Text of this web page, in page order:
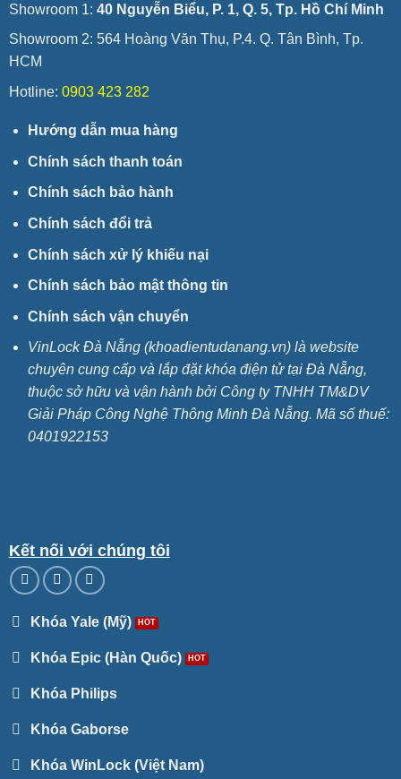
Showroom 1: 40 Nguyễn Biểu, P. 1, Q. 5, Tp. Hồ Chí Minh
Showroom 2: 564 Hoàng Văn Thụ, P.4. Q. Tân Bình, Tp.
HCM
Hotline: 0903 423 282
Hướng dẫn mua hàng
Chính sách thanh toán
Chính sách bảo hành
Chính sách đổi trả
Chính sách xử lý khiếu nại
Chính sách bảo mật thông tin
Chính sách vận chuyển
VinLock Đà Nẵng (khoadientudanang.vn) là website
chuyên cung cấp và lắp đặt khóa điện tử tại Đà Nẵng,
thuộc sở hữu và vận hành bởi Công ty TNHH TM&DV
Giải Pháp Công Nghệ Thông Minh Đà Nẵng. Mã số thuế:
0401922153
Kết nối với chúng tôi
Khóa Yale (Mỹ)
Khóa Epic (Hàn Quốc)
Khóa Philips
Khóa Gaborse
Khóa WinLock (Việt Nam)